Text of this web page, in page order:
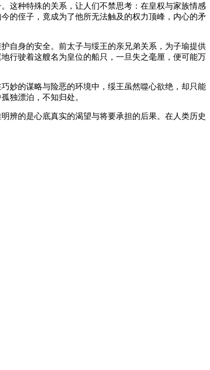
种特殊的关系，让人们不禁思考：在皇权与家族情感
的侄子，竟成为了他所无法触及的权力顶峰，内心的矛
身的安全。前太子与绥王的亲兄弟关系，为子瑜提供
行驶着这艘名为皇位的船只，一旦失之毫厘，便可能万
的谋略与险恶的环境中，绥王虽然噬心欲绝，却只能
独漂泊，不知归处。
的是心底真实的渴望与将要承担的后果。在人类历史